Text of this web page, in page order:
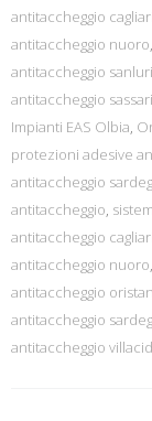
antitaccheggio cagliari
antitaccheggio nuoro,
antitaccheggio sanluri
antitaccheggio sassari
Impianti EAS Olbia,
protezioni adesive
antitaccheggio
antitaccheggio,
antitaccheggio cagliari
antitaccheggio nuoro,
antitaccheggio
antitaccheggio
antitaccheggio